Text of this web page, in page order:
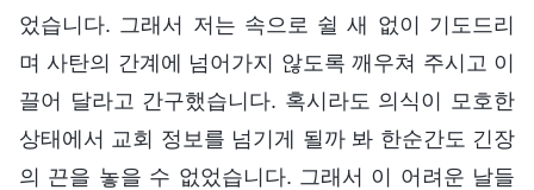
었습니다. 그래서 저는 속으로 쉴 새 없이 기도드리
며 사탄의 간계에 넘어가지 않도록 깨우쳐 주시고 이
끌어 달라고 간구했습니다. 혹시라도 의식이 모호한
상태에서 교회 정보를 넘기게 될까 봐 한순간도 긴장
의 끈을 놓을 수 없었습니다. 그래서 이 어려운 날들